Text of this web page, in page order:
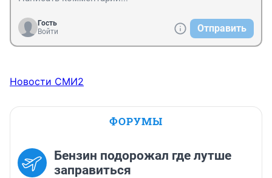
Гость
Войти
Отправить
Новости СМИ2
ФОРУМЫ
Бензин подорожал где лутше
заправиться